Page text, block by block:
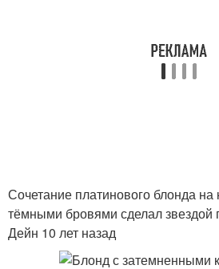
Сочетание платинового блонда на
тёмными бровями сделал
Дейн 10 лет назад